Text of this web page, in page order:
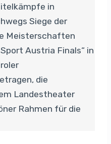
in
Siege der
Meisterschaften
Austria Finals“ in
die
Landestheater
Rahmen für die